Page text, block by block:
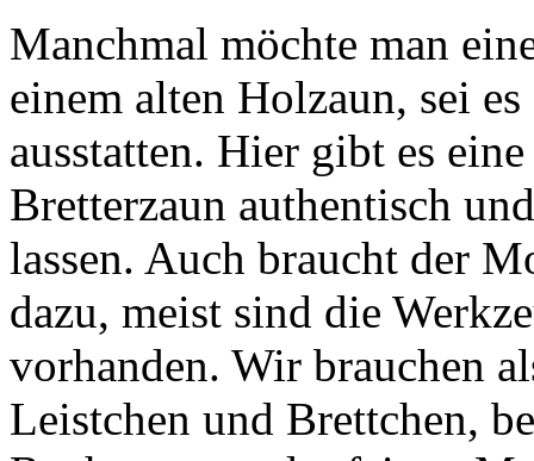
Manchmal möchte man
einem alten Holzaun, sei
ausstatten. Hier gibt es
Bretterzaun authentisch
lassen. Auch braucht der
dazu, meist sind die
vorhanden. Wir brauchen
Leistchen und Brettchen,